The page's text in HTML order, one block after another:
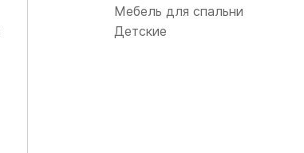
Мебель для спальни
Детские